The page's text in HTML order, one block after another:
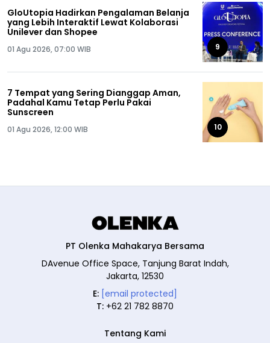
GloUtopia Hadirkan Pengalaman Belanja
yang Lebih Interaktif Lewat Kolaborasi
Unilever dan Shopee
01 Agu 2026, 07:00 WIB 9
7 Tempat yang Sering Dianggap Aman,
Padahal Kamu Tetap Perlu Pakai
Sunscreen
01 Agu 2026, 12:00 WIB 10
PT Olenka Mahakarya Bersama
DAvenue Office Space, Tanjung Barat Indah,
Jakarta, 12530
E: [email protected]
T: +62 21 782 8870
Tentang Kami